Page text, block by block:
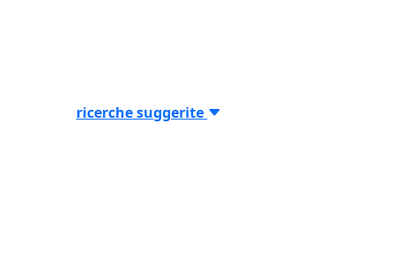
ricerche suggerite